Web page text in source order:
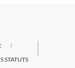
STATUTS